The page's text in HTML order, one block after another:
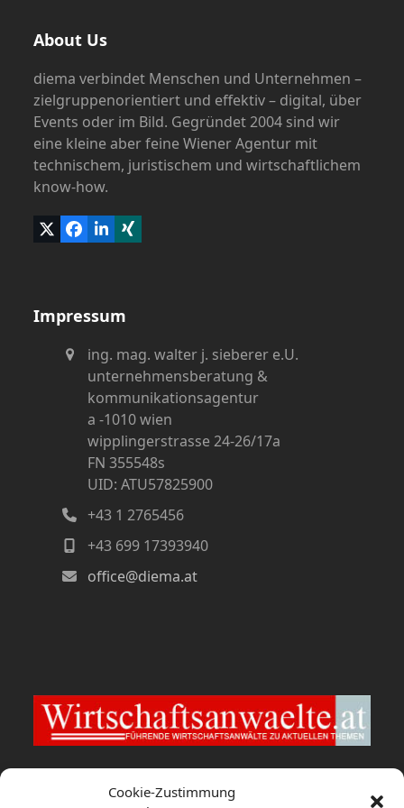
Cookie-Zustimmung
About Us
diema verbindet Menschen und Unternehmen –
zielgruppenorientiert und effektiv – digital, über
Events oder im Bild. Gegründet 2004 sind wir
eine kleine aber feine Wiener Agentur mit
technischem, juristischem und wirtschaftlichem
know-how.
TwitterFacebook
LinkedIn
Xing
Impressum
ing. mag. walter j. sieberer e.U.
unternehmensberatung &
kommunikationsagentur
a -1010 wien
wipplingerstrasse 24-26/17a
FN 355548s
UID: ATU57825900
+43 1 2765456
+43 699 17393940
office@diema.at
Wirtschaftsanwaelte.at